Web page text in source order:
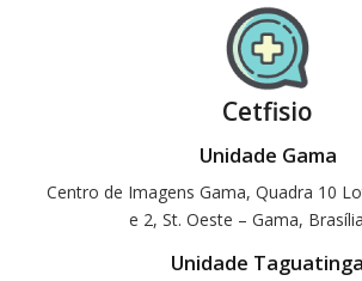
Cetfisio
Unidade Gama
Centro de Imagens Gama, Quadra 10
e 2, St. Oeste – Gama,
Unidade Taguatinga